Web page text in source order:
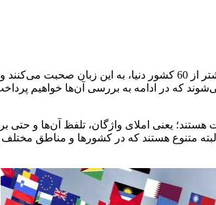
زبان انگلیسی جزو زبان‌های پر مخاطب در سراسر دنیا است و مردم
که در ادامه به بررسی آن‌ها خواهیم
یعنی املای واژگان، تلفظ آن‌ها و حتی